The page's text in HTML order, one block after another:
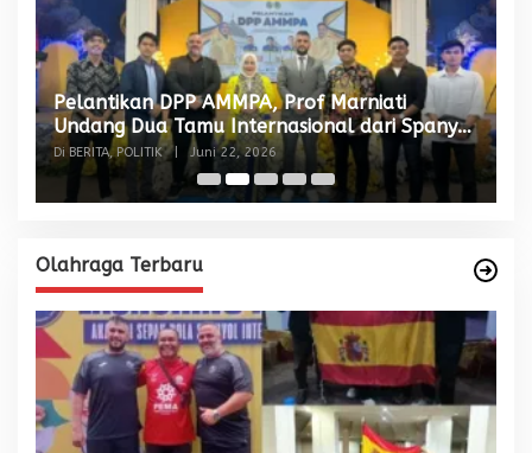
Pelantikan DPP AMMPA, Prof Marniati
Undang Dua Tamu Internasional dari Spanyol
dan Malaysia
Di BERITA, POLITIK Juni 22, 2026
Olahraga Terbaru